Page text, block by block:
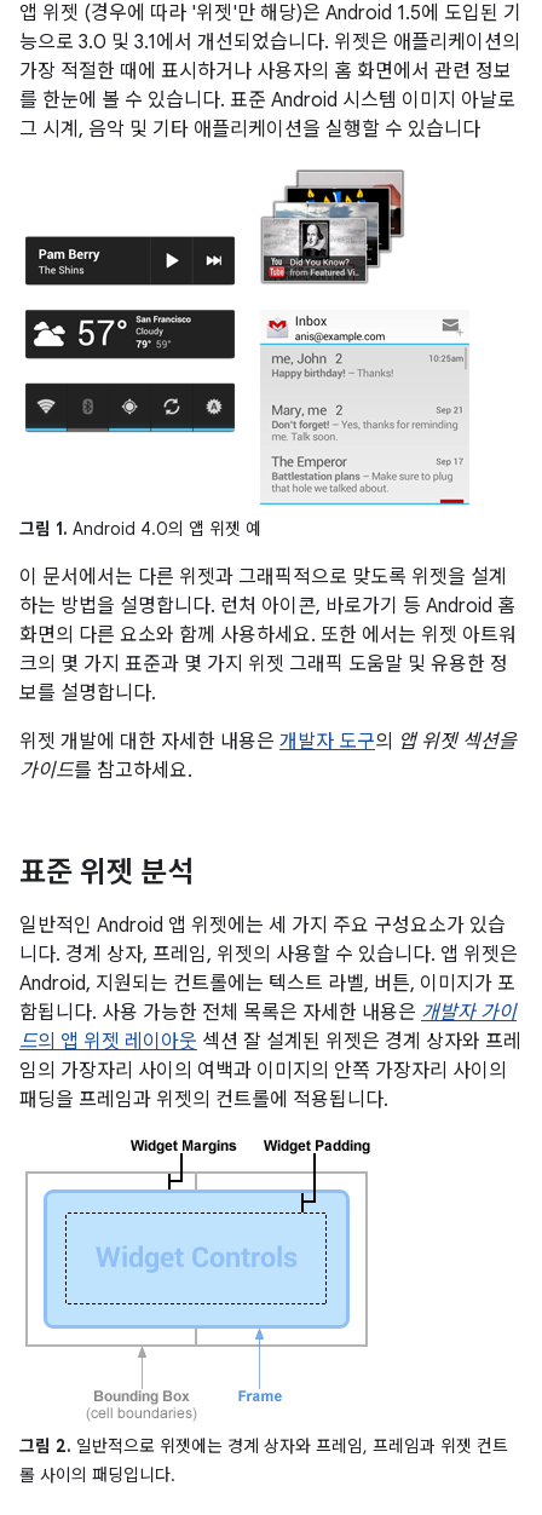
앱 위젯 (경우에 따라 '위젯'만 해당)은 Android 1.5에 도입된 기
능으로 3.0 및 3.1에서 개선되었습니다. 위젯은 애플리케이션의
가장 적절한 때에 표시하거나 사용자의 홈 화면에서 관련 정보
를 한눈에 볼 수 있습니다. 표준 Android 시스템 이미지 아날로
그 시계, 음악 및 기타 애플리케이션을 실행할 수 있습니다
그림 1. Android 4.0의 앱 위젯 예
이 문서에서는 다른 위젯과 그래픽적으로 맞도록 위젯을 설계
하는 방법을 설명합니다. 런처 아이콘, 바로가기 등 Android 홈
화면의 다른 요소와 함께 사용하세요. 또한 에서는 위젯 아트워
크의 몇 가지 표준과 몇 가지 위젯 그래픽 도움말 및 유용한 정
보를 설명합니다.
위젯 개발에 대한 자세한 내용은 개발자 도구의 앱 위젯 섹션을
가이드를 참고하세요.
표준 위젯 분석
일반적인 Android 앱 위젯에는 세 가지 주요 구성요소가 있습
니다. 경계 상자, 프레임, 위젯의 사용할 수 있습니다. 앱 위젯은
Android, 지원되는 컨트롤에는 텍스트 라벨, 버튼, 이미지가 포
함됩니다. 사용 가능한 전체 목록은 자세한 내용은 개발자 가이
드의 앱 위젯 레이아웃 섹션 잘 설계된 위젯은 경계 상자와 프레
임의 가장자리 사이의 여백과 이미지의 안쪽 가장자리 사이의
패딩을 프레임과 위젯의 컨트롤에 적용됩니다.
그림 2. 일반적으로 위젯에는 경계 상자와 프레임, 프레임과 위젯 컨트
롤 사이의 패딩입니다.